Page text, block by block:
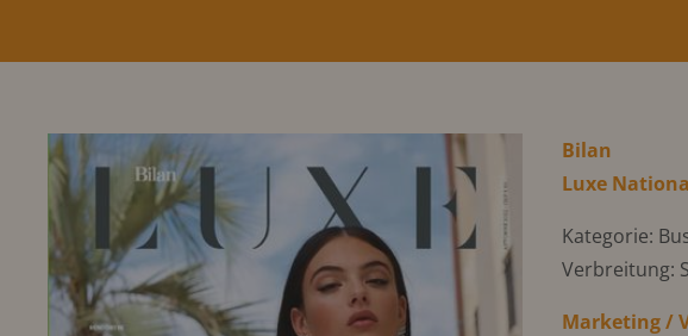
Bilan
Luxe
Kategorie:
Verbreitung:
Marketing /